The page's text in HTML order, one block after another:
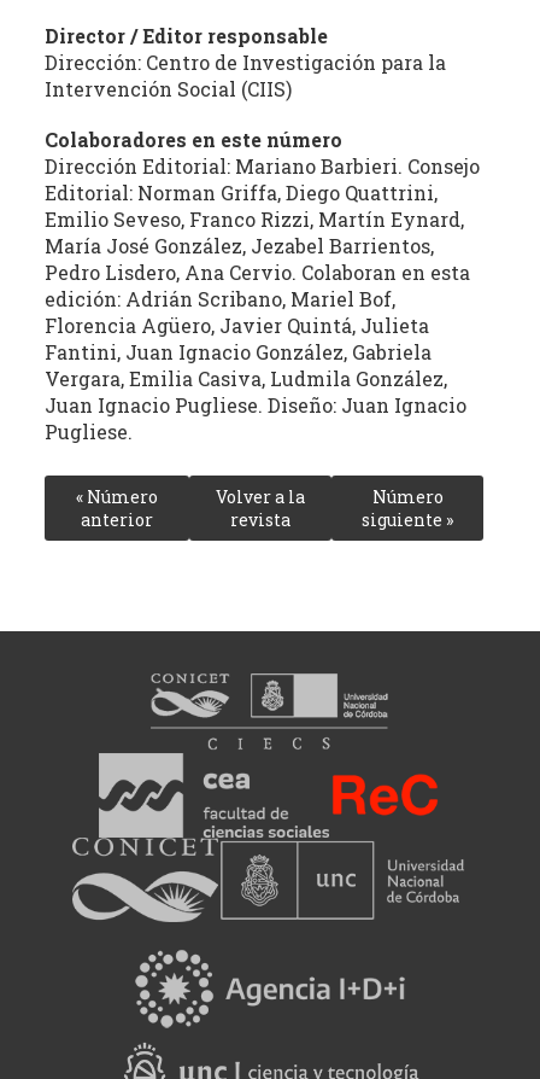
Director / Editor responsable
Dirección: Centro de Investigación para la
Intervención Social (CIIS)
Colaboradores en este número
Dirección Editorial: Mariano Barbieri. Consejo
Editorial: Norman Griffa, Diego Quattrini,
Emilio Seveso, Franco Rizzi, Martín Eynard,
María José González, Jezabel Barrientos,
Pedro Lisdero, Ana Cervio. Colaboran en esta
edición: Adrián Scribano, Mariel Bof,
Florencia Agüero, Javier Quintá, Julieta
Fantini, Juan Ignacio González, Gabriela
Vergara, Emilia Casiva, Ludmila González,
Juan Ignacio Pugliese. Diseño: Juan Ignacio
Pugliese.
« Número
anterior
Volver a la
revista
Número
siguiente »